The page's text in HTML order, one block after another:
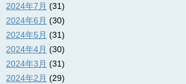
2024年7月 (31)
2024年6月 (30)
2024年5月 (31)
2024年4月 (30)
2024年3月 (31)
2024年2月 (29)